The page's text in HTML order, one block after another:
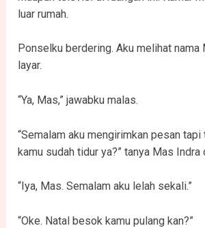
luar rumah.
Ponselku berdering. Aku melihat nama
layar.
“Ya, Mas,” jawabku malas.
“Semalam aku mengirimkan pesan
kamu sudah tidur ya?” tanya Mas Indra
“Iya, Mas. Semalam aku lelah sekali.”
“Oke. Natal besok kamu pulang kan?”